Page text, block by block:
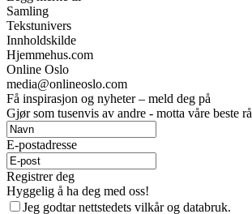
Samling
Tekstunivers
Innholdskilde
Hjemmehus.com
Online Oslo
media@onlineoslo.com
Få inspirasjon og nyheter – meld deg på
Gjør som tusenvis av andre - motta våre beste
E-postadresse
Registrer deg
Hyggelig å ha deg med oss!
Jeg godtar nettstedets vilkår og databruk.